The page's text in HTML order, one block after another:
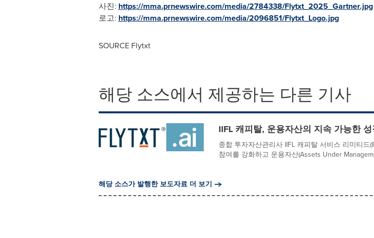
사진: https://mma.prnewswire.com/media/2784338/Flytxt_2025_Gartner.jpg
로고: https://mma.prnewswire.com/media/2096851/Flytxt_Logo.jpg
SOURCE Flytxt
해당 소스에서 제공하는 다른 기사
IIFL 캐피탈, 운용자산의 지속 가능한
종합 투자자산관리사 IIFL 캐피탈 서비스 리미티
참여를 강화하고 운용자산(Assets Under
해당 소스가 발행한 보도자료 더 보기